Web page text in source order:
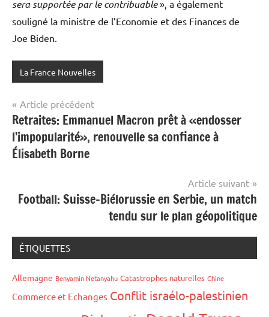
sera supportée par le contribuable», a également
souligné la ministre de l’Economie et des Finances de
Joe Biden.
La France Nouvelles
Navigation
de
l’article
Article précédent
Retraites: Emmanuel Macron prêt à «endosser
l’impopularité», renouvelle sa confiance à
Élisabeth Borne
Article suivant
Football: Suisse-Biélorussie en Serbie, un match
tendu sur le plan géopolitique
ÉTIQUETTES
Allemagne Benyamin Netanyahu Catastrophes naturelles Chine
Commerce et Echanges Conflit israélo-palestinien